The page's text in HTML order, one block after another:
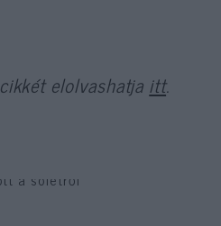
elolvashatja itt.